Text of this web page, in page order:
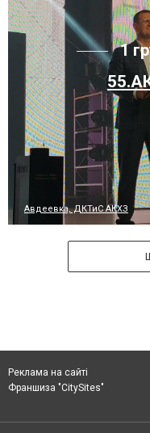
1
Авдеевка, ДКТиС АКХЗ
Реклама на сайті
Франшиза "CitySites"